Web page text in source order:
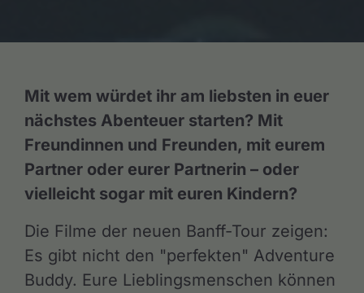
Mit wem würdet ihr am liebsten in euer
nächstes Abenteuer starten? Mit
Freundinnen und Freunden, mit eurem
Partner oder eurer Partnerin – oder
vielleicht sogar mit euren Kindern?
Die Filme der neuen Banff-Tour zeigen:
Es gibt nicht den "perfekten" Adventure
Buddy. Eure Lieblingsmenschen können